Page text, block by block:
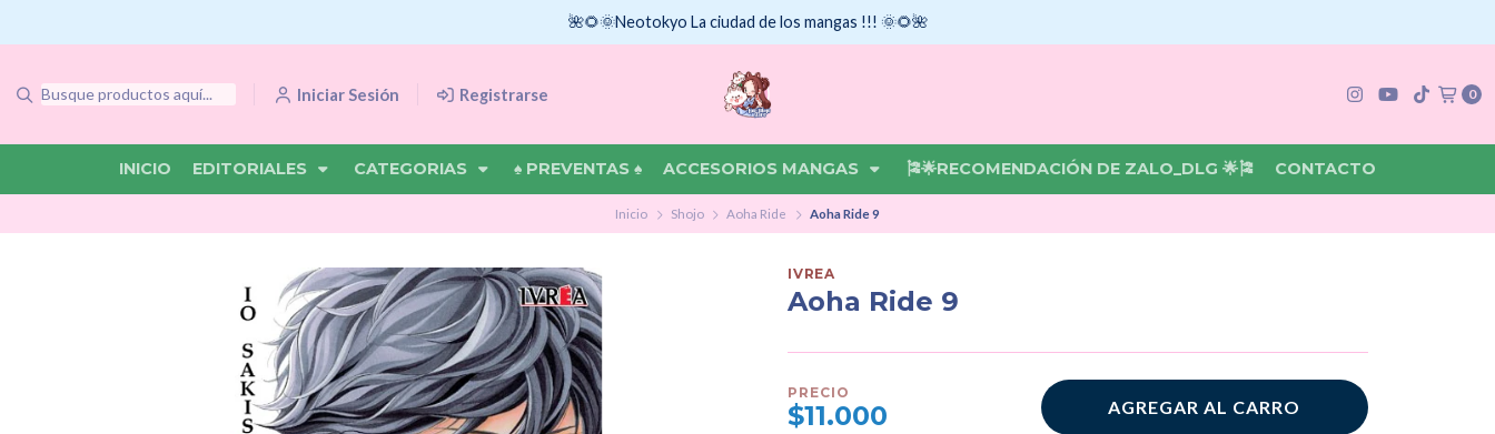
Iniciar Sesión Registrarse 0
INICIO EDITORIALES CATEGORIAS ♠ PREVENTAS ♠ ACCESORIOS MANGAS 🎏🌟RECOMENDACIÓN DE ZALO_DLG 🌟🎏 CONTACTO
🌺🌻🌞Neotokyo La ciudad de los mangas !!! 🌞🌻🌺
Inicio Shojo Aoha Ride Aoha Ride 9
IVREA
Aoha Ride 9
PRECIO
$11.000 AGREGAR AL CARRO